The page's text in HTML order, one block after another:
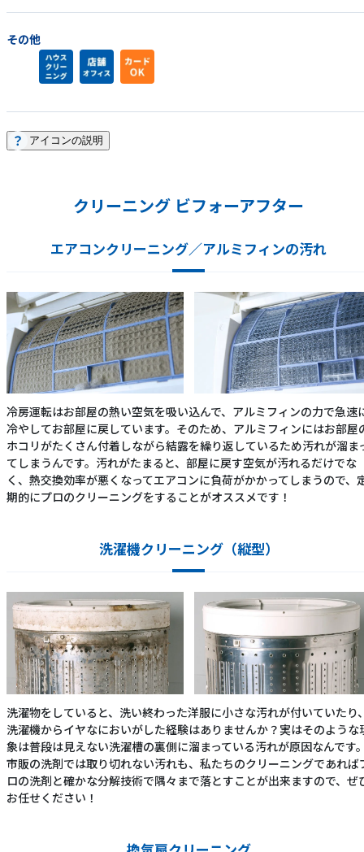
その他
アイコンの説明
クリーニング ビフォーアフター
エアコンクリーニング／アルミフィンの汚れ
冷房運転はお部屋の熱い空気を吸い込んで、アルミフィンの力で急速
冷やしてお部屋に戻しています。そのため、アルミフィンにはお部屋
ホコリがたくさん付着しながら結露を繰り返しているため汚れが溜ま
てしまうんです。汚れがたまると、部屋に戻す空気が汚れるだけでな
く、熱交換効率が悪くなってエアコンに負荷がかかってしまうので、
期的にプロのクリーニングをすることがオススメです！
洗濯機クリーニング（縦型）
洗濯物をしていると、洗い終わった洋服に小さな汚れが付いていたり
洗濯機からイヤなにおいがした経験はありませんか？実はそのような
象は普段は見えない洗濯槽の裏側に溜まっている汚れが原因なんです
市販の洗剤では取り切れない汚れも、私たちのクリーニングであれば
ロの洗剤と確かな分解技術で隅々まで落とすことが出来ますので、ぜ
お任せください！